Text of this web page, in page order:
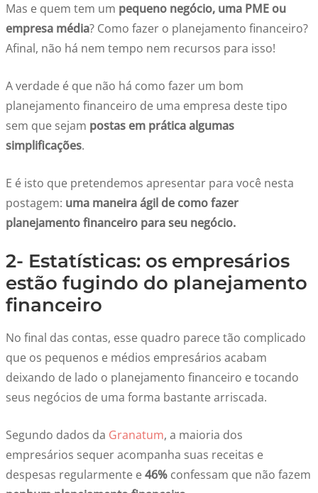
Mas e quem tem um pequeno negócio, uma PME ou
empresa média? Como fazer o planejamento financeiro?
Afinal, não há nem tempo nem recursos para isso!
A verdade é que não há como fazer um bom
planejamento financeiro de uma empresa deste tipo
sem que sejam postas em prática algumas
simplificações.
E é isto que pretendemos apresentar para você nesta
postagem: uma maneira ágil de como fazer
planejamento financeiro para seu negócio.
2- Estatísticas: os empresários
estão fugindo do planejamento
financeiro
No final das contas, esse quadro parece tão complicado
que os pequenos e médios empresários acabam
deixando de lado o planejamento financeiro e tocando
seus negócios de uma forma bastante arriscada.
Segundo dados da Granatum, a maioria dos
empresários sequer acompanha suas receitas e
despesas regularmente e46% confessam que não fazem